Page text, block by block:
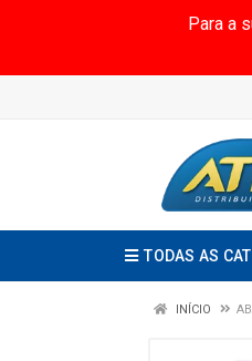
Para a
TODAS AS
INÍCIO